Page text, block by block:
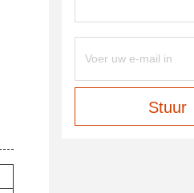
Stuur